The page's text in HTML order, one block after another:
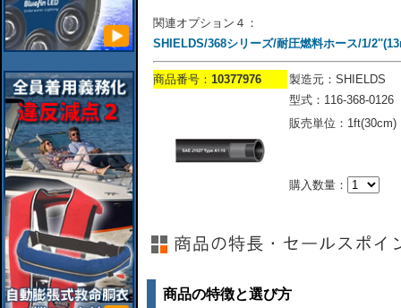
関連オプション４：
SHIELDS/368シリーズ/耐圧燃料ホース/1/
商品番号： 10377976
製造元：SHIELDS
型式：116-368-0126
販売単位：1ft(30cm)
購入数量：
商品の特徴と選び方